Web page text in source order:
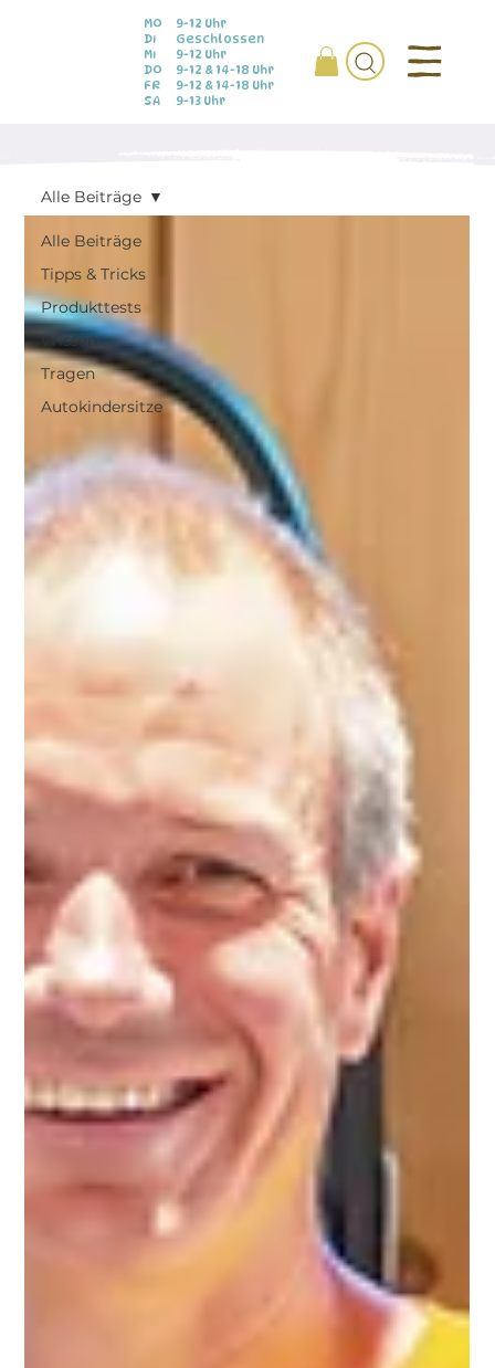
MO
DI
MI
DO
FR
SA
9-12 Uhr
Geschlossen
9-12 Uhr
9-12 & 14-18 Uhr
9-12 & 14-18 Uhr
9-13 Uhr
Alle Beiträge
Tipps & Tricks
Produkttests
Wissen
Tragen
Autokindersitze
Alle Beiträge